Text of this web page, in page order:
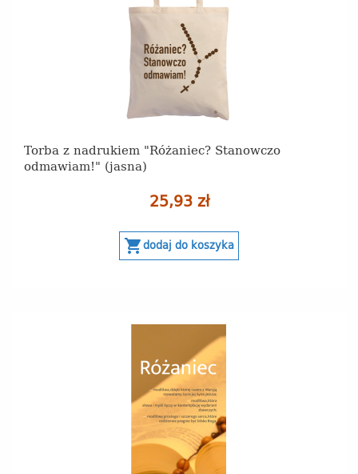
Torba z nadrukiem "Różaniec? Stanowczo
odmawiam!" (jasna)
25,93 zł
shopping_cartdodaj do koszyka